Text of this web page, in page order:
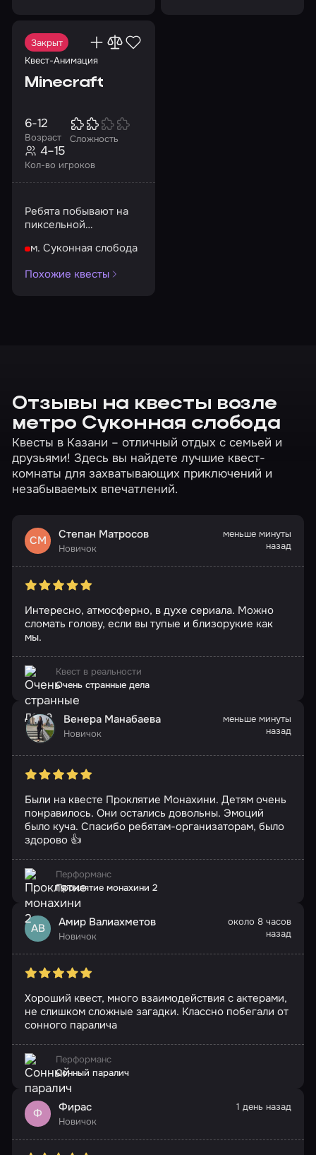
Закрыт
Квест-Анимация
Minecraft
Возраст
6-12
Сложность
Кол-во игроков
4–15
Ребята побывают на
пиксельной
Minecraft
м. Суконная слобода
Похожие квесты
Отзывы на квесты возле
метро Суконная слобода
Квесты в Казани – отличный отдых с семьей и
друзьями! Здесь вы найдете лучшие квест-
комнаты для захватывающих приключений и
незабываемых впечатлений.
СМ Степан Матросов
Новичок
меньше минуты
назад
Интересно, атмосферно, в духе сериала. Можно
сломать голову, если вы тупые и близорукие как
мы.
Квест в реальности
Очень странные дела
Венера Манабаева
Новичок
меньше минуты
назад
Были на квесте Проклятие Монахини. Детям очень
понравилось. Они остались довольны. Эмоций
было куча. Спасибо ребятам-организаторам, было
здорово 👍
Перформанс
Проклятие монахини 2
АВ Амир Валиахметов
Новичок
около 8 часов
назад
Хороший квест, много взаимодействия с актерами,
не слишком сложные загадки. Классно побегали от
сонного паралича
Перформанс
Сонный паралич
Ф Фирас
Новичок
1 день назад